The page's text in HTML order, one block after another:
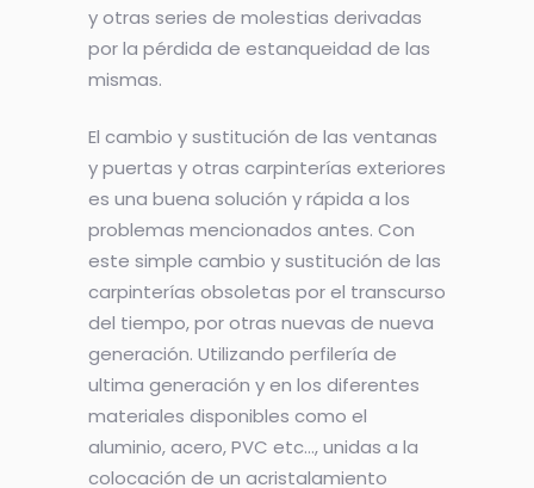
y otras series de molestias derivadas
por la pérdida de estanqueidad de las
mismas.
El cambio y sustitución de las ventanas
y puertas y otras carpinterías exteriores
es una buena solución y rápida a los
problemas mencionados antes. Con
este simple cambio y sustitución de las
carpinterías obsoletas por el transcurso
del tiempo, por otras nuevas de nueva
generación. Utilizando perfilería de
ultima generación y en los diferentes
materiales disponibles como el
aluminio, acero, PVC etc…, unidas a la
colocación de un acristalamiento